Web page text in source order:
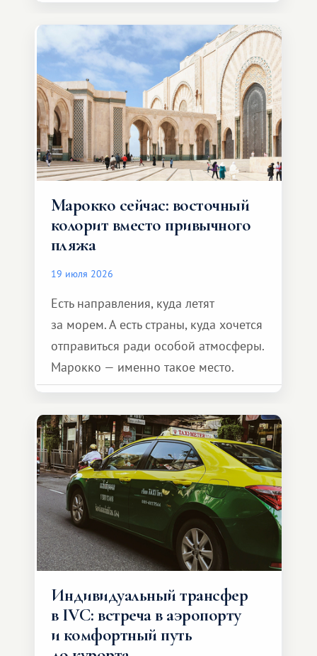
Марокко сейчас: восточный
колорит вместо привычного
пляжа
19 июля 2026
Есть направления, куда летят
за морем. А есть страны, куда хочется
отправиться ради особой атмосферы.
Марокко — именно такое место.
Индивидуальный трансфер
в IVC: встреча в аэропорту
и комфортный путь